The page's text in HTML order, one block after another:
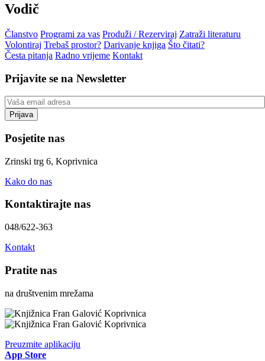
Vodič
Članstvo Programi za vas Produži / Rezerviraj Zatraži literaturu
Volontiraj Trebaš prostor? Darivanje knjiga Što čitati?
Česta pitanja Radno vrijeme Kontakt
Prijavite se na Newsletter
Posjetite nas
Zrinski trg 6, Koprivnica
Kako do nas
Kontaktirajte nas
048/622-363
Kontakt
Pratite nas
na društvenim mrežama
Preuzmite aplikaciju
App Store